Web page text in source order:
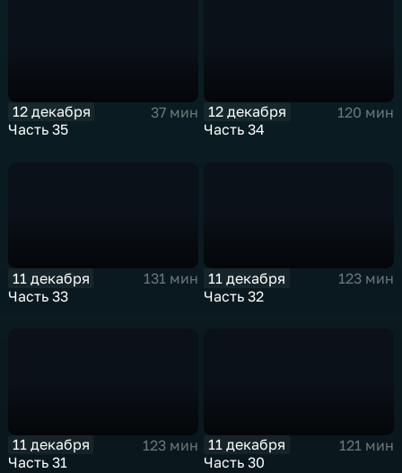
12 декабря
37 мин
Часть 35
12 декабря
120 мин
Часть 34
11 декабря
131 мин
Часть 33
11 декабря
123 мин
Часть 32
11 декабря
123 мин
Часть 31
11 декабря
121 мин
Часть 30